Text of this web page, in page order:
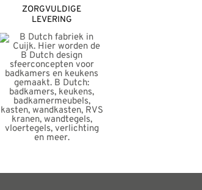
ZORGVULDIGE
LEVERING